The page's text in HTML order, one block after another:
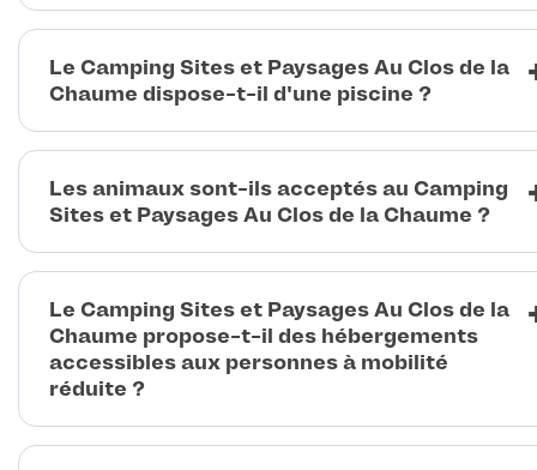
Le Camping Sites et Paysages Au Clos de la
Chaume dispose-t-il d'une piscine ?
Les animaux sont-ils acceptés au Camping
Sites et Paysages Au Clos de la Chaume ?
Le Camping Sites et Paysages Au Clos de la
Chaume propose-t-il des hébergements
accessibles aux personnes à mobilité
réduite ?